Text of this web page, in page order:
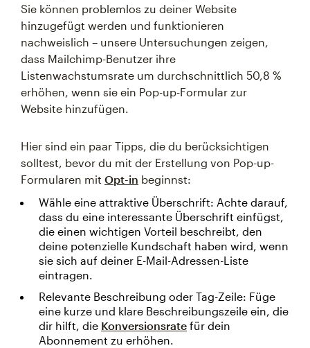
Sie können problemlos zu deiner Website
hinzugefügt werden und funktionieren
nachweislich – unsere Untersuchungen zeigen,
dass Mailchimp-Benutzer ihre
Listenwachstumsrate um durchschnittlich 50,8 %
erhöhen, wenn sie ein Pop-up-Formular zur
Website hinzufügen.
Hier sind ein paar Tipps, die du berücksichtigen
solltest, bevor du mit der Erstellung von Pop-up-
Formularen mit Opt-in beginnst:
Wähle eine attraktive Überschrift: Achte darauf,
dass du eine interessante Überschrift einfügst,
die einen wichtigen Vorteil beschreibt, den
deine potenzielle Kundschaft haben wird, wenn
sie sich auf deiner E-Mail-Adressen-Liste
eintragen.
Relevante Beschreibung oder Tag-Zeile: Füge
eine kurze und klare Beschreibungszeile ein, die
dir hilft, die Konversionsrate für dein
Abonnement zu erhöhen.